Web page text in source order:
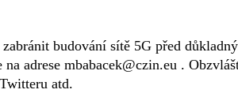
budování sítě 5G před
adrese mbabacek@czin.eu .
atd.